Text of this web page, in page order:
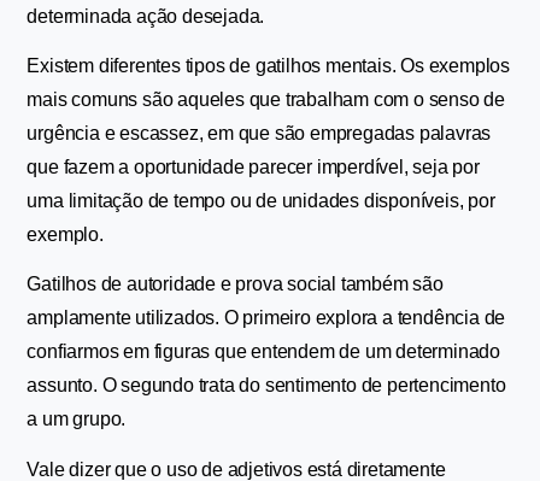
determinada ação desejada.
Existem diferentes tipos de gatilhos mentais. Os exemplos
mais comuns são aqueles que trabalham com o senso de
urgência e escassez, em que são empregadas palavras
que fazem a oportunidade parecer imperdível, seja por
uma limitação de tempo ou de unidades disponíveis, por
exemplo.
Gatilhos de autoridade e prova social também são
amplamente utilizados. O primeiro explora a tendência de
confiarmos em figuras que entendem de um determinado
assunto. O segundo trata do sentimento de pertencimento
a um grupo.
Vale dizer que o uso de adjetivos está diretamente